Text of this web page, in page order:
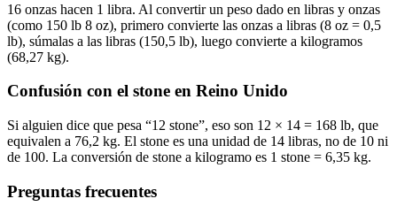
16 onzas hacen 1 libra. Al convertir un peso dado en libras y onzas
(como 150 lb 8 oz), primero convierte las onzas a libras (8 oz = 0,5
lb), súmalas a las libras (150,5 lb), luego convierte a kilogramos
(68,27 kg).
Confusión con el stone en Reino Unido
Si alguien dice que pesa “12 stone”, eso son 12 × 14 = 168 lb, que
equivalen a 76,2 kg. El stone es una unidad de 14 libras, no de 10 ni
de 100. La conversión de stone a kilogramo es 1 stone = 6,35 kg.
Preguntas frecuentes